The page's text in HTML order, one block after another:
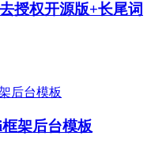
授权开源版+长尾词
架后台模板